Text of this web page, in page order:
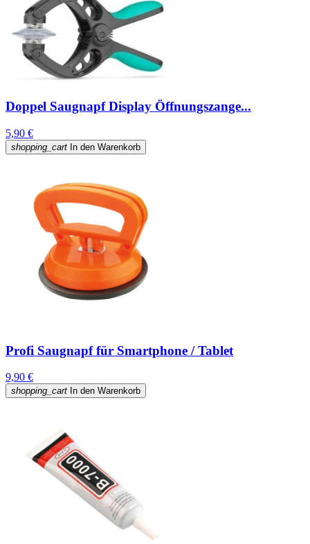
Doppel Saugnapf Display Öffnungszange...
5,90 €
shopping_cart In den Warenkorb
Profi Saugnapf für Smartphone / Tablet
9,90 €
shopping_cart In den Warenkorb